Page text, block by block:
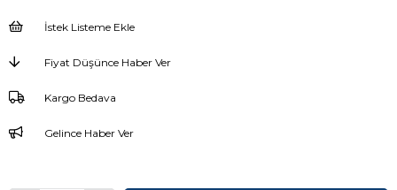
İstek Listeme Ekle
Fiyat Düşünce Haber Ver
Kargo Bedava
Gelince Haber Ver